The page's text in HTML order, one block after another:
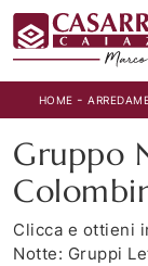
HOME -
Gruppo
Clicca e ottieni
Notte: Gruppi